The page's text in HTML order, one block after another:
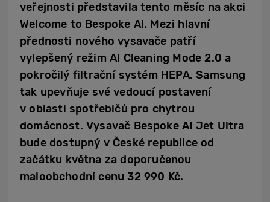
veřejnosti představila tento měsíc na akci
Welcome to Bespoke AI. Mezi hlavní
přednosti nového vysavače patří
vylepšený režim AI Cleaning Mode 2.0 a
pokročilý filtrační systém HEPA. Samsung
tak upevňuje své vedoucí postavení
v oblasti spotřebičů pro chytrou
domácnost. Vysavač Bespoke AI Jet Ultra
bude dostupný v České republice od
začátku května za doporučenou
maloobchodní cenu 32 990 Kč.